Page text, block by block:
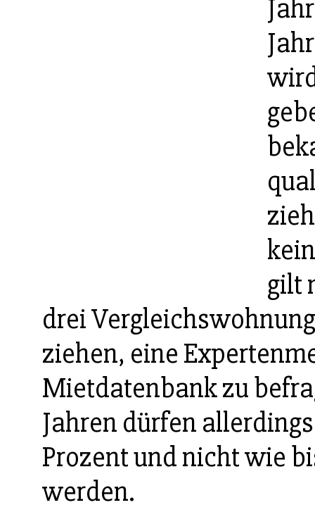
gilt
drei
ziehen, eine
Mietdatenbank zu
Jahren dürfen
Prozent und nicht wie
werden.